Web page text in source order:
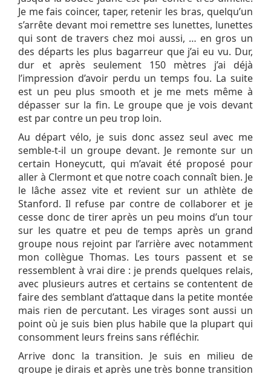
Je me fais coincer, taper, retenir les bras, quelqu’un
s’arrête devant moi remettre ses lunettes, lunettes
qui sont de travers chez moi aussi, … en gros un
des départs les plus bagarreur que j’ai eu vu. Dur,
dur et après seulement 150 mètres j’ai déjà
l’impression d’avoir perdu un temps fou. La suite
est un peu plus smooth et je me mets même à
dépasser sur la fin. Le groupe que je vois devant
est par contre un peu trop loin.
Au départ vélo, je suis donc assez seul avec me
semble-t-il un groupe devant. Je remonte sur un
certain Honeycutt, qui m’avait été proposé pour
aller à Clermont et que notre coach connaît bien. Je
le lâche assez vite et revient sur un athlète de
Stanford. Il refuse par contre de collaborer et je
cesse donc de tirer après un peu moins d’un tour
sur les quatre et peu de temps après un grand
groupe nous rejoint par l’arrière avec notamment
mon collègue Thomas. Les tours passent et se
ressemblent à vrai dire : je prends quelques relais,
avec plusieurs autres et certains se contentent de
faire des semblant d’attaque dans la petite montée
mais rien de percutant. Les virages sont aussi un
point où je suis bien plus habile que la plupart qui
consomment leurs freins sans réfléchir.
Arrive donc la transition. Je suis en milieu de
groupe je dirais et après une très bonne transition